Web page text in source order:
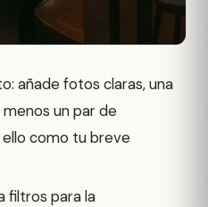
añade fotos claras, una
un par de
ello como tu breve
filtros para la